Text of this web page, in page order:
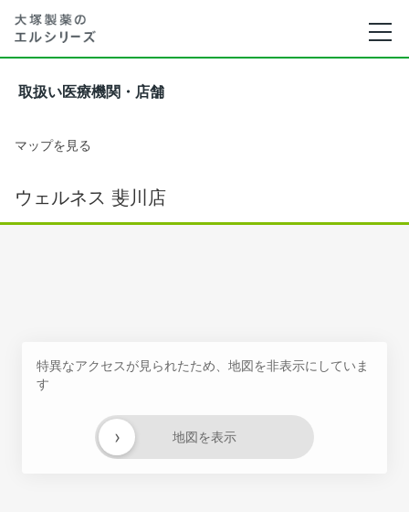
取扱い医療機関・店舗
マップを見る
ウェルネス 斐川店
特異なアクセスが見られたため、地図を非表示にしていま
す
地図を表示
›